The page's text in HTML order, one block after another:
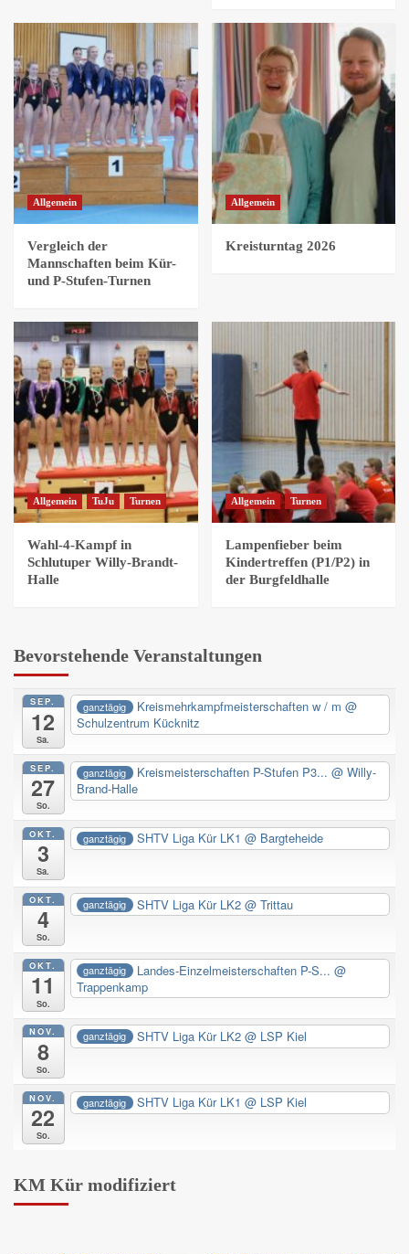
Allgemein
Vergleich der
Mannschaften beim Kür-
und P-Stufen-Turnen
Allgemein
Kreisturntag 2026
Allgemein TuJu Turnen
Wahl-4-Kampf in
Schlutuper Willy-Brandt-
Halle
Allgemein Turnen
Lampenfieber beim
Kindertreffen (P1/P2) in
der Burgfeldhalle
Bevorstehende Veranstaltungen
SEP.
12
Sa.
ganztägig Kreismehrkampfmeisterschaften w / m@
Schulzentrum Kücknitz
SEP.
27
So.
ganztägig Kreismeisterschaften P-Stufen P3...@ Willy-
Brand-Halle
OKT.
3
Sa.
ganztägig SHTV Liga Kür LK1@ Bargteheide
OKT.
4
So.
ganztägig SHTV Liga Kür LK2@ Trittau
OKT.
11
So.
ganztägig Landes-Einzelmeisterschaften P-S...@
Trappenkamp
NOV.
8
So.
ganztägig SHTV Liga Kür LK2@ LSP Kiel
NOV.
22
So.
ganztägig SHTV Liga Kür LK1@ LSP Kiel
KM Kür modifiziert